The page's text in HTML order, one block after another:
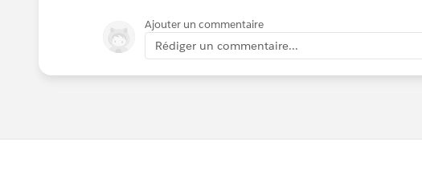
Ajouter un commentaire
Rédiger un commentaire...